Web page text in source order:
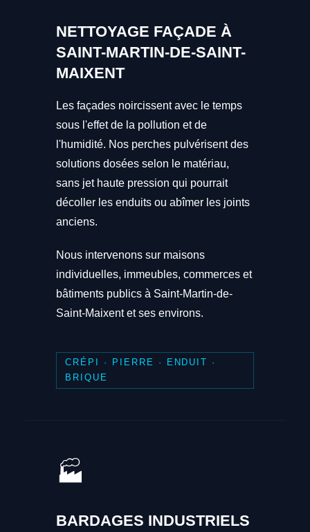
NETTOYAGE FAÇADE À
SAINT-MARTIN-DE-SAINT-
MAIXENT
Les façades noircissent avec le temps
sous l'effet de la pollution et de
l'humidité. Nos perches pulvérisent des
solutions dosées selon le matériau,
sans jet haute pression qui pourrait
décoller les enduits ou abîmer les joints
anciens.
Nous intervenons sur maisons
individuelles, immeubles, commerces et
bâtiments publics à Saint-Martin-de-
Saint-Maixent et ses environs.
CRÉPI · PIERRE · ENDUIT ·
BRIQUE
🏭
BARDAGES INDUSTRIELS